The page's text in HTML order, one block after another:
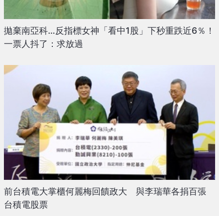
拋棄南亞科…反指標女神「看中1股」下秒重跌近6％！
一票人抖了：求放過
前台積電大掌櫃何麗梅回饋政大 與李瑞華各捐百張
台積電股票